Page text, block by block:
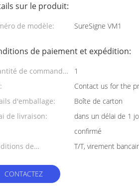
sur le produit:
de modèle: SureSigne VM1
de paiement et expédition:
de commande
1
Contact us for the
d'emballage:
Boîte de carton
de livraison:
dans un délai de 1
confirmé
de
T/T, virement
CONTACTEZ